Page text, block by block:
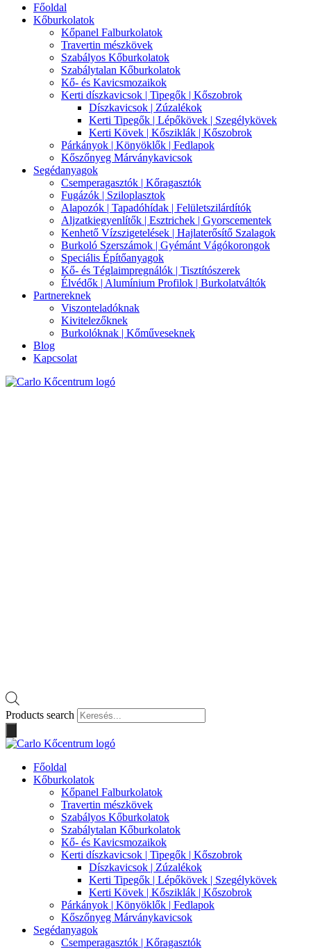
Főoldal
Kőburkolatok
Kőpanel Falburkolatok
Travertin mészkövek
Szabályos Kőburkolatok
Szabálytalan Kőburkolatok
Kő- és Kavicsmozaikok
Kerti díszkavicsok | Tipegők | Kőszobrok
Díszkavicsok | Zúzalékok
Kerti Tipegők | Lépőkövek | Szegélykövek
Kerti Kövek | Kősziklák | Kőszobrok
Párkányok | Könyöklők | Fedlapok
Kőszőnyeg Márványkavicsok
Segédanyagok
Csemperagasztók | Kőragasztók
Fugázók | Sziloplasztok
Alapozók | Tapadóhídak | Felületszilárdítók
Aljzatkiegyenlítők | Esztrichek | Gyorscementek
Kenhető Vízszigetelések | Hajlaterősítő Szalagok
Burkoló Szerszámok | Gyémánt Vágókorongok
Speciális Építőanyagok
Kő- és Téglaimpregnálók | Tisztítószerek
Élvédők | Alumínium Profilok | Burkolatváltók
Partnereknek
Viszonteladóknak
Kivitelezőknek
Burkolóknak | Kőműveseknek
Blog
Kapcsolat
Products search
Főoldal
Kőburkolatok
Kőpanel Falburkolatok
Travertin mészkövek
Szabályos Kőburkolatok
Szabálytalan Kőburkolatok
Kő- és Kavicsmozaikok
Kerti díszkavicsok | Tipegők | Kőszobrok
Díszkavicsok | Zúzalékok
Kerti Tipegők | Lépőkövek | Szegélykövek
Kerti Kövek | Kősziklák | Kőszobrok
Párkányok | Könyöklők | Fedlapok
Kőszőnyeg Márványkavicsok
Segédanyagok
Csemperagasztók | Kőragasztók